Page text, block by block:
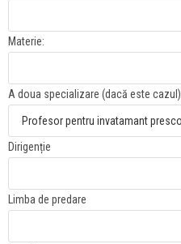
Materie:
A doua specializare (dacă este cazul)
Dirigenție
Limba de predare